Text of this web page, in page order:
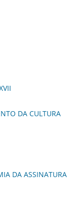
DA CULTURA
DA ASSINATURA